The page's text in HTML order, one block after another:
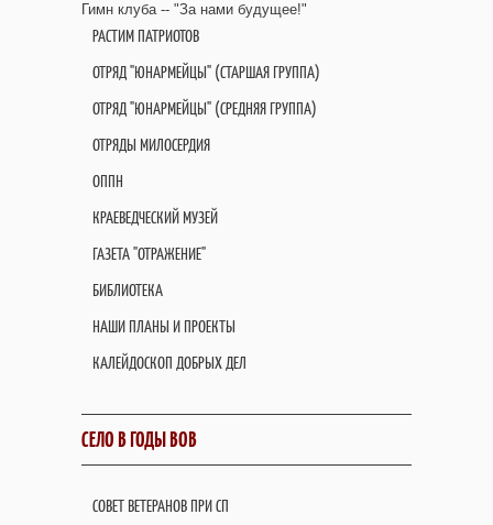
Гимн клуба -- "За нами будущее!"
РАСТИМ ПАТРИОТОВ
ОТРЯД "ЮНАРМЕЙЦЫ" (СТАРШАЯ ГРУППА)
ОТРЯД "ЮНАРМЕЙЦЫ" (СРЕДНЯЯ ГРУППА)
ОТРЯДЫ МИЛОСЕРДИЯ
ОППН
КРАЕВЕДЧЕСКИЙ МУЗЕЙ
ГАЗЕТА "ОТРАЖЕНИЕ"
БИБЛИОТЕКА
НАШИ ПЛАНЫ И ПРОЕКТЫ
КАЛЕЙДОСКОП ДОБРЫХ ДЕЛ
СЕЛО В ГОДЫ ВОВ
СОВЕТ ВЕТЕРАНОВ ПРИ СП